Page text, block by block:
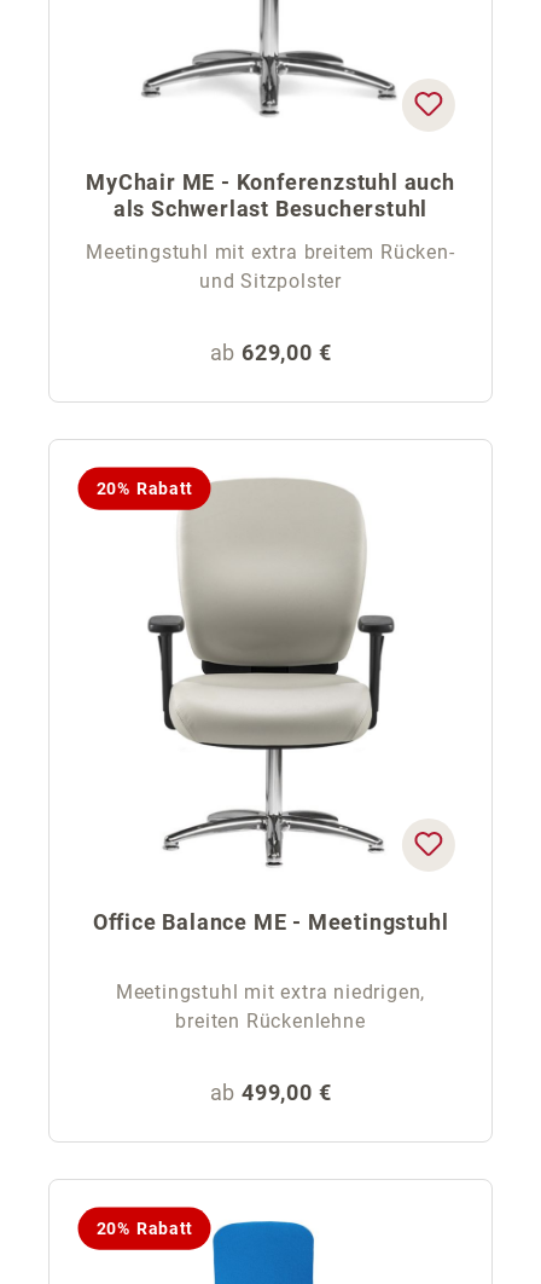
MyChair ME - Konferenzstuhl auch
als Schwerlast Besucherstuhl
Meetingstuhl mit extra breitem Rücken-
und Sitzpolster
Regulärer Preis:
ab 629,00 €
20% Rabatt
Office Balance ME - Meetingstuhl
Meetingstuhl mit extra niedrigen,
breiten Rückenlehne
Regulärer Preis:
ab 499,00 €
20% Rabatt